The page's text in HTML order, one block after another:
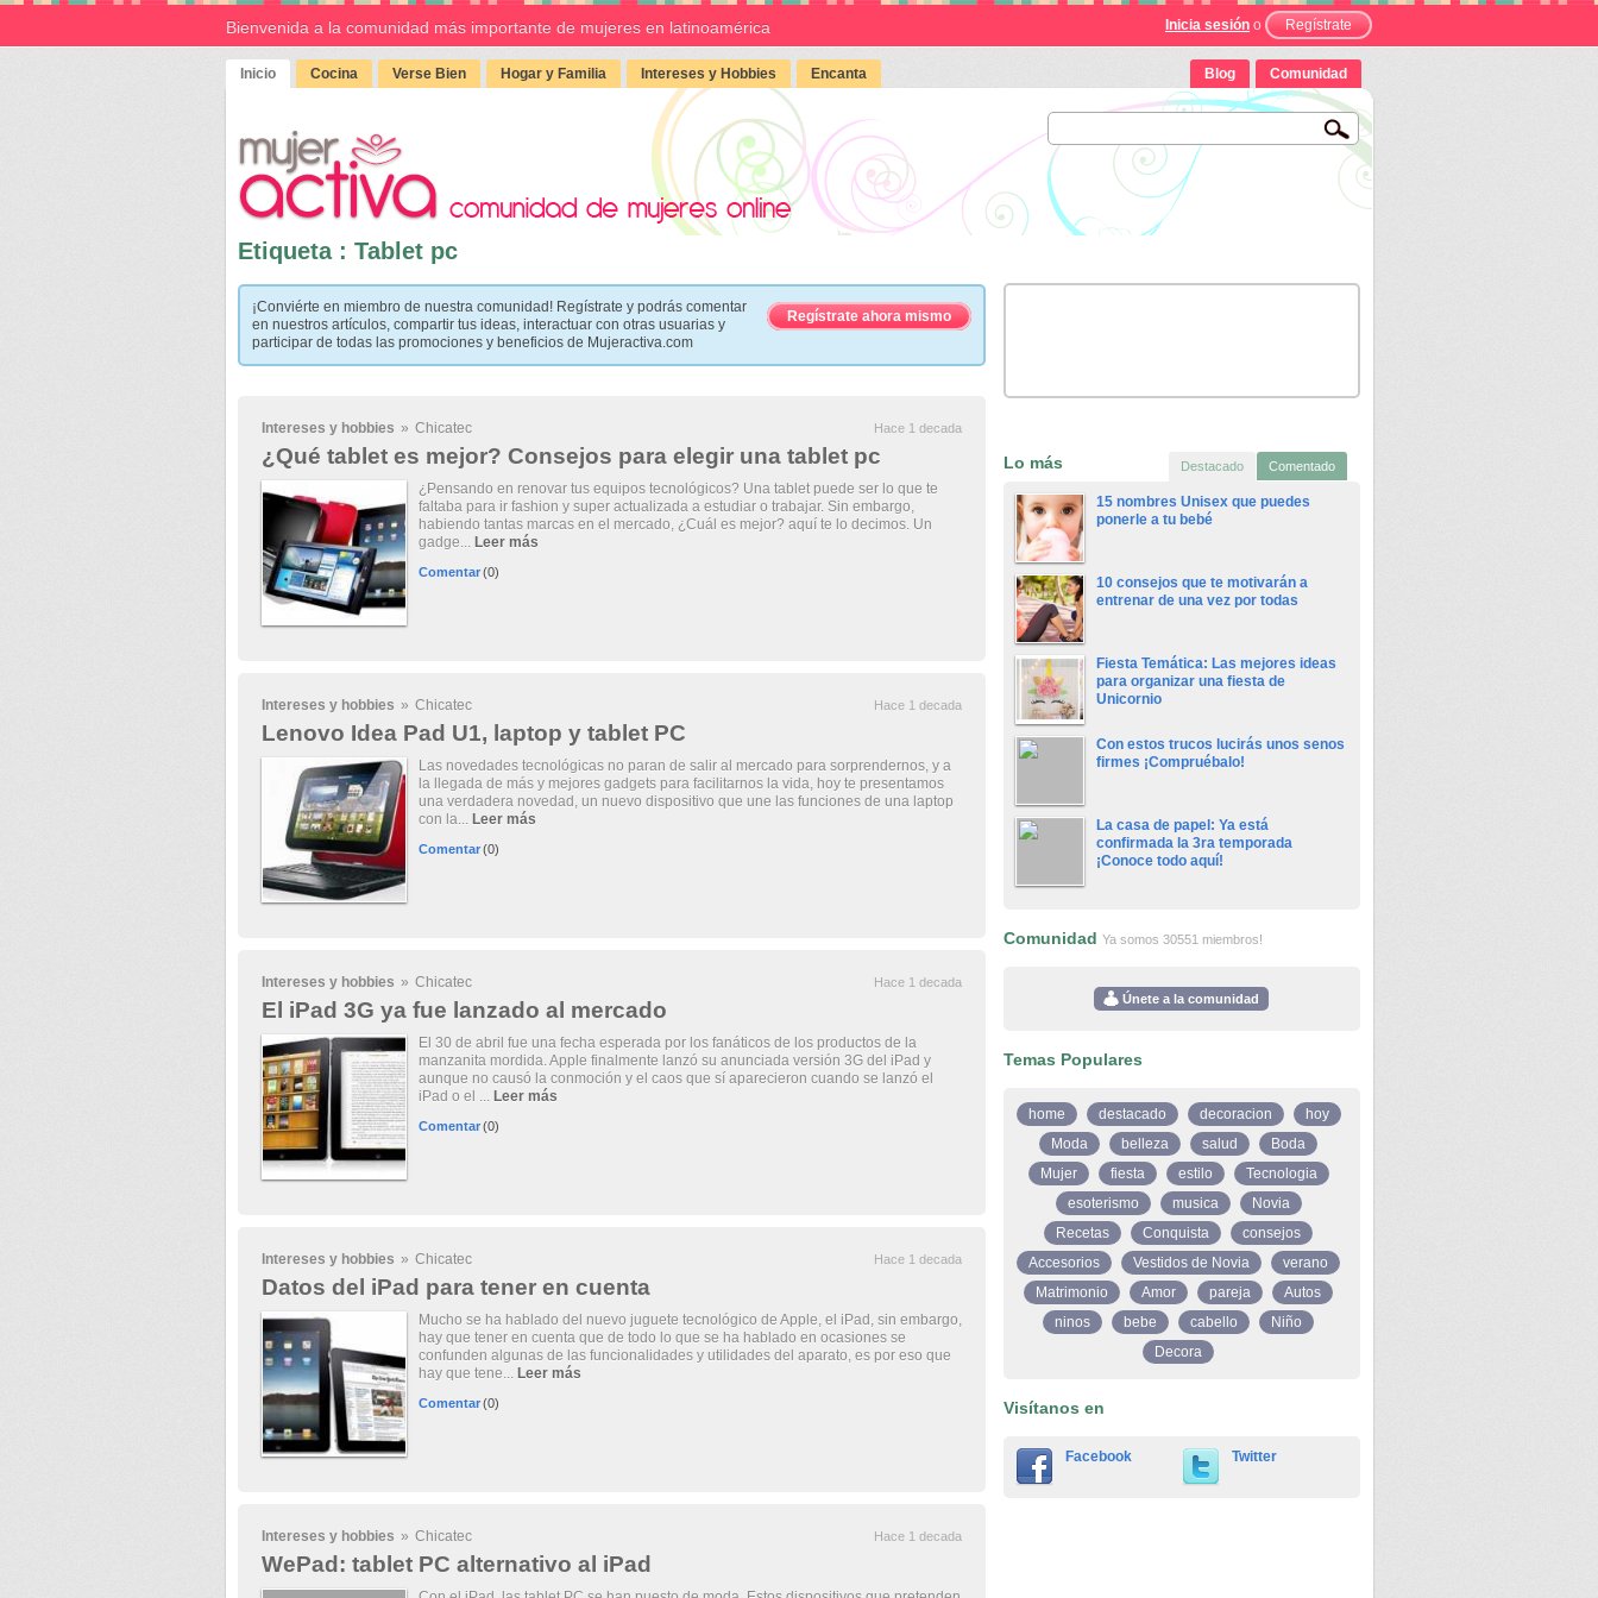
Bienvenida a la comunidad más importante de mujeres en latinoamérica Inicia sesión o Regístrate
Inicio Cocina Verse Bien Hogar y Familia Intereses y Hobbies Encanta Blog Comunidad
Etiqueta : Tablet pc
¡Conviérte en miembro de nuestra comunidad! Regístrate y podrás comentar
en nuestros artículos, compartir tus ideas, interactuar con otras usuarias y
participar de todas las promociones y beneficios de Mujeractiva.com
Regístrate ahora mismo
Intereses y hobbies » Chicatec Hace 1 decada
¿Qué tablet es mejor? Consejos para elegir una tablet pc
¿Pensando en renovar tus equipos tecnológicos? Una tablet puede ser lo que te
faltaba para ir fashion y super actualizada a estudiar o trabajar. Sin embargo,
habiendo tantas marcas en el mercado, ¿Cuál es mejor? aquí te lo decimos. Un
gadge... Leer más
Comentar (0)
Intereses y hobbies » Chicatec Hace 1 decada
Lenovo Idea Pad U1, laptop y tablet PC
Las novedades tecnológicas no paran de salir al mercado para sorprendernos, y a
la llegada de más y mejores gadgets para facilitarnos la vida, hoy te presentamos
una verdadera novedad, un nuevo dispositivo que une las funciones de una laptop
con la... Leer más
Comentar (0)
Intereses y hobbies » Chicatec Hace 1 decada
El iPad 3G ya fue lanzado al mercado
El 30 de abril fue una fecha esperada por los fanáticos de los productos de la
manzanita mordida. Apple finalmente lanzó su anunciada versión 3G del iPad y
aunque no causó la conmoción y el caos que sí aparecieron cuando se lanzó el
iPad o el ... Leer más
Comentar (0)
Intereses y hobbies » Chicatec Hace 1 decada
Datos del iPad para tener en cuenta
Mucho se ha hablado del nuevo juguete tecnológico de Apple, el iPad, sin embargo,
hay que tener en cuenta que de todo lo que se ha hablado en ocasiones se
confunden algunas de las funcionalidades y utilidades del aparato, es por eso que
hay que tene... Leer más
Comentar (0)
Intereses y hobbies » Chicatec Hace 1 decada
WePad: tablet PC alternativo al iPad
Lo más Destacado Comentado
15 nombres Unisex que puedes
ponerle a tu bebé
10 consejos que te motivarán a
entrenar de una vez por todas
Fiesta Temática: Las mejores ideas
para organizar una fiesta de
Unicornio
Con estos trucos lucirás unos senos
firmes ¡Compruébalo!
La casa de papel: Ya está
confirmada la 3ra temporada
¡Conoce todo aquí!
Comunidad Ya somos 30551 miembros!
Únete a la comunidad
Temas Populares
home destacado decoracion
hoy
Moda
belleza salud
Boda
Mujer
fiesta estilo
Tecnologia
esoterismo
musica
Novia
Recetas
Conquista
consejos
Accesorios
Vestidos de Novia
verano
Matrimonio
Amor pareja
Autos
ninos
bebe cabello
Niño
Decora
Visítanos en
Facebook Twitter